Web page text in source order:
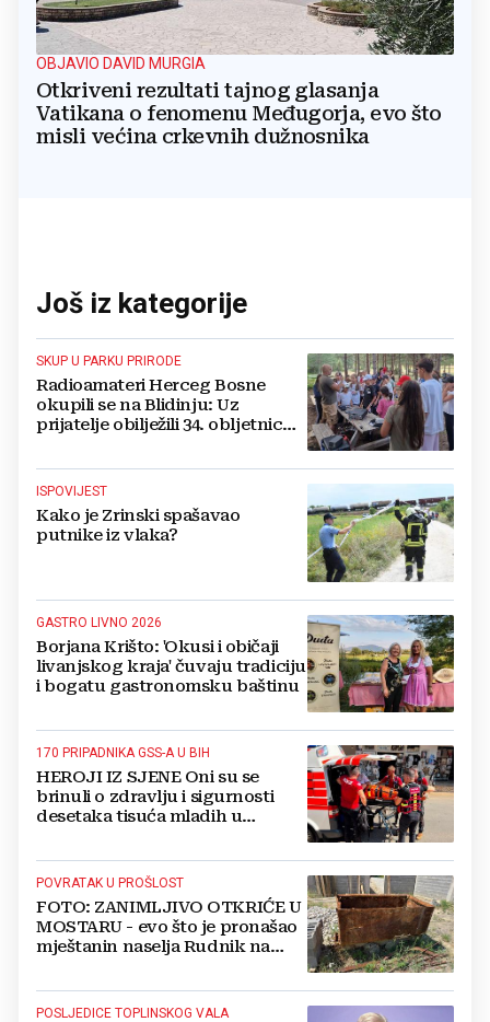
OBJAVIO DAVID MURGIA
Otkriveni rezultati tajnog glasanja
Vatikana o fenomenu Međugorja, evo što
misli većina crkevnih dužnosnika
Još iz kategorije
SKUP U PARKU PRIRODE
Radioamateri Herceg Bosne
okupili se na Blidinju: Uz
prijatelje obilježili 34. obljetnicu
ISPOVIJEST
Kako je Zrinski spašavao
putnike iz vlaka?
GASTRO LIVNO 2026
Borjana Krišto: 'Okusi i običaji
livanjskog kraja' čuvaju tradiciju
i bogatu gastronomsku baštinu
170 PRIPADNIKA GSS-A U BIH
HEROJI IZ SJENE Oni su se
brinuli o zdravlju i sigurnosti
desetaka tisuća mladih u
FOTOGRAFIJE
POVRATAK U PROŠLOST
FOTO: ZANIMLJIVO OTKRIĆE U
MOSTARU - evo što je pronašao
mještanin naselja Rudnik na
POSLJEDICE TOPLINSKOG VALA